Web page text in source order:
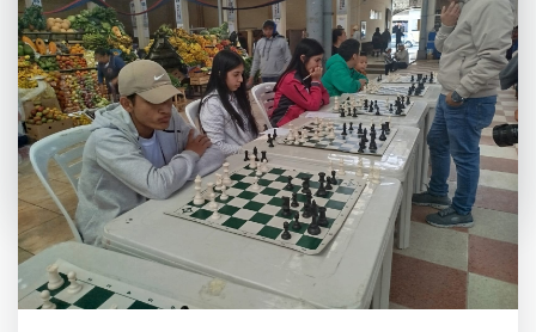
un emotivo acto en la comunidad Amula
Shihuilquis, parroquia Cacha, con la
colocación simbólica de la primera piedra para
la construcción ...
Leer más